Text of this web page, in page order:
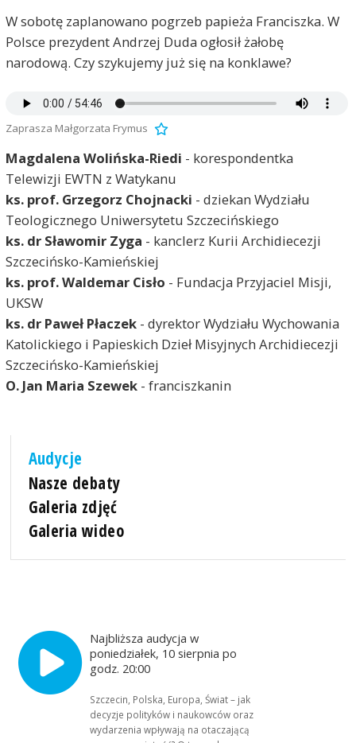
W sobotę zaplanowano pogrzeb papieża Franciszka. W
Polsce prezydent Andrzej Duda ogłosił żałobę
narodową. Czy szykujemy już się na konklawe?
Zaprasza Małgorzata Frymus
Magdalena Wolińska-Riedi - korespondentka
Telewizji EWTN z Watykanu
ks. prof. Grzegorz Chojnacki - dziekan Wydziału
Teologicznego Uniwersytetu Szczecińskiego
ks. dr Sławomir Zyga - kanclerz Kurii Archidiecezji
Szczecińsko-Kamieńskiej
ks. prof. Waldemar Cisło - Fundacja Przyjaciel Misji,
UKSW
ks. dr Paweł Płaczek- dyrektor Wydziału Wychowania
Katolickiego i Papieskich Dzieł Misyjnych Archidiecezji
Szczecińsko-Kamieńskiej
O. Jan Maria Szewek- franciszkanin
Audycje
Nasze debaty
Galeria zdjęć
Galeria wideo
Najbliższa audycja w
poniedziałek, 10 sierpnia po
godz. 20:00
Szczecin, Polska, Europa, Świat – jak
decyzje polityków i naukowców oraz
wydarzenia wpływają na otaczającą